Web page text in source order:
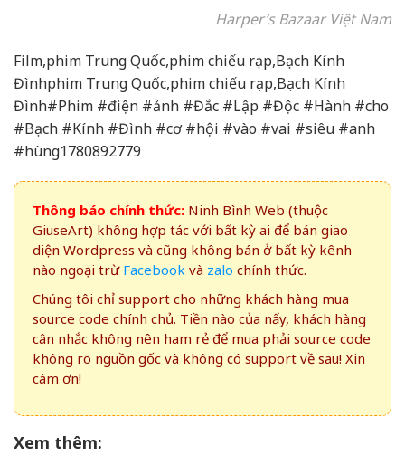
Harper’s Bazaar Việt Nam
Film,phim Trung Quốc,phim chiếu rạp,Bạch Kính
Đìnhphim Trung Quốc,phim chiếu rạp,Bạch Kính
Đình#Phim #điện #ảnh #Đắc #Lập #Độc #Hành #cho
#Bạch #Kính #Đình #cơ #hội #vào #vai #siêu #anh
#hùng1780892779
Thông báo chính thức: Ninh Bình Web (thuộc
GiuseArt) không hợp tác với bất kỳ ai để bán giao
diện Wordpress và cũng không bán ở bất kỳ kênh
nào ngoại trừ Facebook và zalo chính thức.
Chúng tôi chỉ support cho những khách hàng mua
source code chính chủ. Tiền nào của nấy, khách hàng
cân nhắc không nên ham rẻ để mua phải source code
không rõ nguồn gốc và không có support về sau! Xin
cám ơn!
Xem thêm: